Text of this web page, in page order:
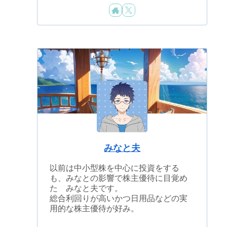
みなと夫
以前は中小型株を中心に投資をする
も、みなとの影響で株主優待に目覚め
た みなと夫です。
総合利回りが高いかつ日用品などの実
用的な株主優待が好み。